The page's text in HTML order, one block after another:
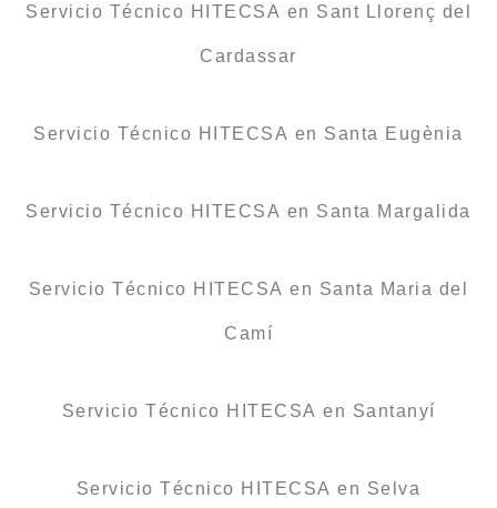
Servicio Técnico HITECSA en Sant Llorenç del
Cardassar
Servicio Técnico HITECSA en Santa Eugènia
Servicio Técnico HITECSA en Santa Margalida
Servicio Técnico HITECSA en Santa Maria del
Camí
Servicio Técnico HITECSA en Santanyí
Servicio Técnico HITECSA en Selva